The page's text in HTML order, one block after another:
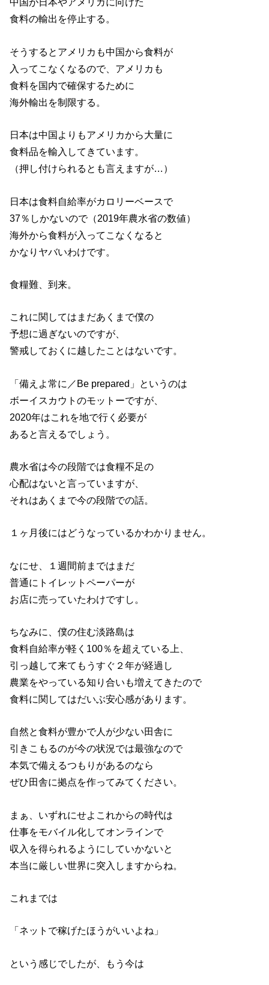
食料の輸出を停止する。
そうするとアメリカも中国から食料が
入ってこなくなるので、アメリカも
食料を国内で確保するために
海外輸出を制限する。
日本は中国よりもアメリカから大量に
食料品を輸入してきています。
（押し付けられるとも言えますが…）
日本は食料自給率がカロリーベースで
37％しかないので（2019年農水省の数値）
海外から食料が入ってこなくなると
かなりヤバいわけです。
食糧難、到来。
これに関してはまだあくまで僕の
予想に過ぎないのですが、
警戒しておくに越したことはないです。
「備えよ常に／Be prepared」というのは
ボーイスカウトのモットーですが、
2020年はこれを地で行く必要が
あると言えるでしょう。
農水省は今の段階では食糧不足の
心配はないと言っていますが、
それはあくまで今の段階での話。
１ヶ月後にはどうなっているかわかりません。
なにせ、１週間前まではまだ
普通にトイレットペーパーが
お店に売っていたわけですし。
ちなみに、僕の住む淡路島は
食料自給率が軽く100％を超えている上、
引っ越して来てもうすぐ２年が経過し
農業をやっている知り合いも増えてきたので
食料に関してはだいぶ安心感があります。
自然と食料が豊かで人が少ない田舎に
引きこもるのが今の状況では最強なので
本気で備えるつもりがあるのなら
ぜひ田舎に拠点を作ってみてください。
まぁ、いずれにせよこれからの時代は
仕事をモバイル化してオンラインで
収入を得られるようにしていかないと
本当に厳しい世界に突入しますからね。
これまでは
「ネットで稼げたほうがいいよね」
という感じでしたが、もう今は